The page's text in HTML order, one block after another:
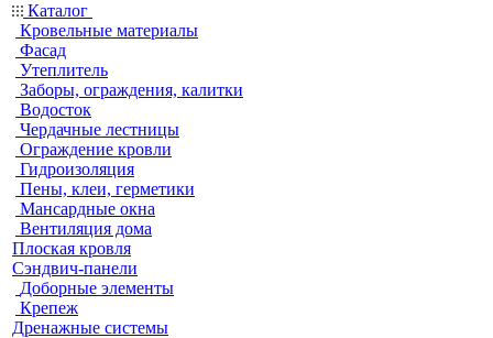
Каталог
Кровельные материалы
Фасад
Утеплитель
Заборы, ограждения, калитки
Водосток
Чердачные лестницы
Ограждение кровли
Гидроизоляция
Пены, клеи, герметики
Мансардные окна
Вентиляция дома
Плоская кровля
Сэндвич-панели
Доборные элементы
Крепеж
Дренажные системы